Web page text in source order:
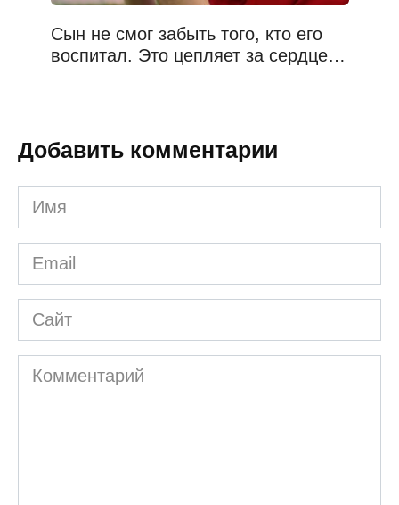
Сын не смог забыть того, кто его
воспитал. Это цепляет за сердце…
Добавить комментарии
Имя
*
Email
*
Сайт
Комментарий